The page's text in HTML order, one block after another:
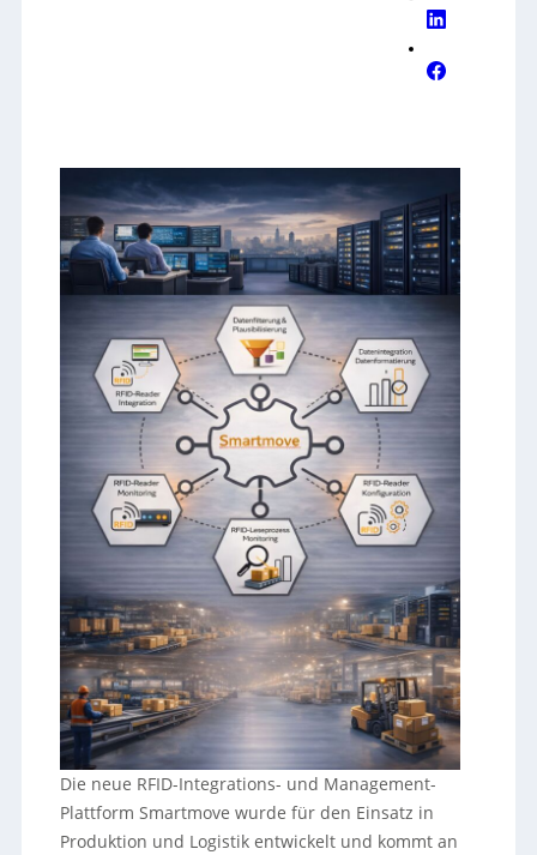
Die neue RFID-Integrations- und Management-
Plattform Smartmove wurde für den Einsatz in
Produktion und Logistik entwickelt und kommt an